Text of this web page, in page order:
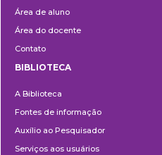
Área de aluno
Área do docente
Contato
BIBLIOTECA
A Biblioteca
Fontes de informação
Auxílio ao Pesquisador
Serviços aos usuários